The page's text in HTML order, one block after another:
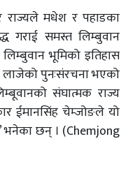
राज्यले मधेश र पहाडका
गराई समस्त लिम्बुवान
भूमिको इतिहास
लाजेको पुनःसंरचना भएको
संघात्मक राज्य
ईमानसिंह चेम्जोङले यो
भनेका छन् । (Chemjong